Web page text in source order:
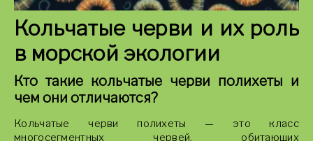
Кольчатые черви и их роль
в морской экологии
Кто такие кольчатые черви полихеты и
чем они отличаются?
Кольчатые черви полихеты — это класс
многосегментных червей, обитающих